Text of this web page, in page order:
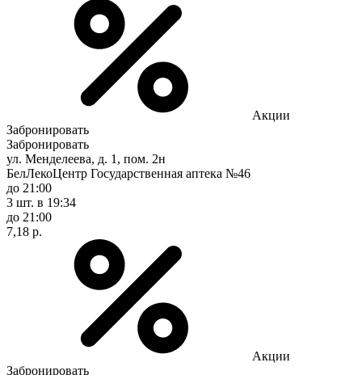
Акции
Забронировать
Забронировать
ул. Менделеева, д. 1, пом. 2н
БелЛекоЦентр Государственная аптека №46
до 21:00
3 шт. в 19:34
до 21:00
7,18 р.
Акции
Забронировать